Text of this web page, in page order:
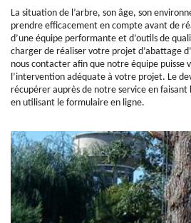
La situation de l’arbre, son âge, son
prendre efficacement en compte avant de
d’une équipe performante et d’outils de
charger de réaliser votre projet d’abattage
nous contacter afin que notre équipe puisse
l’intervention adéquate à votre projet. Le
récupérer auprès de notre service en
en utilisant le formulaire en ligne.